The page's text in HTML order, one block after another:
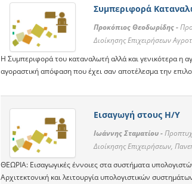
Συμπεριφορά
Προκόπιος Θεοδωρίδης -
Διοίκησης Επιχειρήσεων
Η Συμπεριφορά του καταναλωτή αλλά και γενικότερα η
αγοραστική απόφαση που έχει σαν αποτέλεσμα την
Εισαγωγή στους Η/Υ
Ιωάννης Σταματίου -
Διοίκησης Επιχειρήσεων,
ΘΕΩΡΙΑ: Εισαγωγικές έννοιες στα συστήματα
Αρχιτεκτονική και λειτουργία υπολογιστικών